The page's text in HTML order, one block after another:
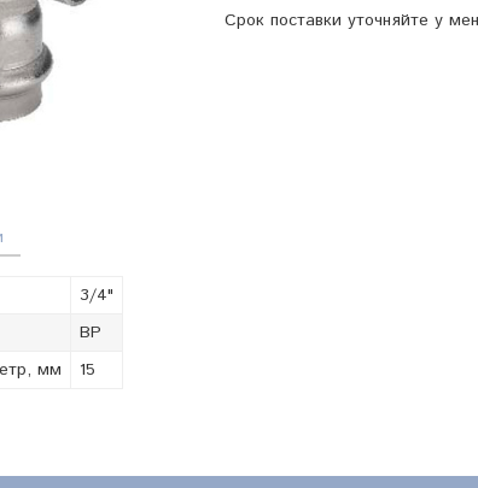
Срок поставки уточняйте у
3/4"
ВР
мм
15